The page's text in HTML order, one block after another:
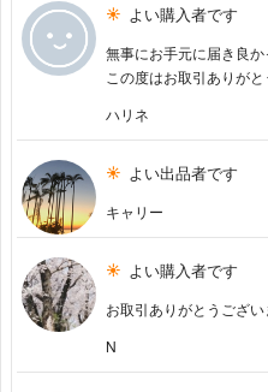
よい購入者です
無事にお手元に届き良か
この度はお取引ありが
ハリネ
よい出品者です
キャリー
よい購入者です
お取引ありがとうござい
N